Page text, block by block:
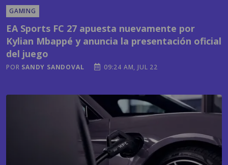
Kylian Mbappé y anuncia la presentación oficial
del juego
PORSANDY SANDOVAL 09:24 AM, JUL 22